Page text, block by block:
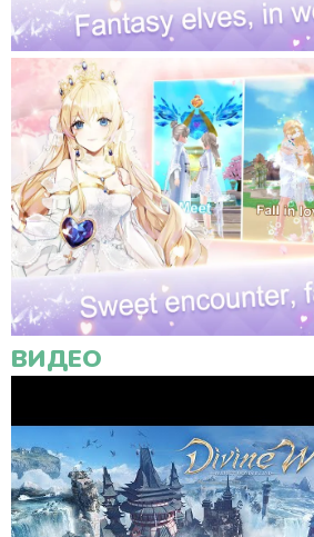
ВИДЕО